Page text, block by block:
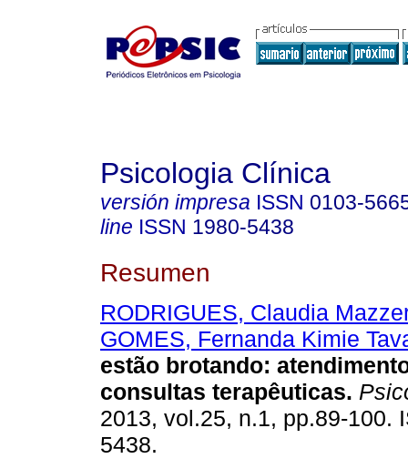
Psicologia Clínica
versión impresa ISSN 0103-
line ISSN 1980-5438
Resumen
RODRIGUES, Claudia
GOMES, Fernanda Kimie
estão brotando:
consultas terapêuticas.
2013, vol.25, n.1, pp.89-100.
5438.